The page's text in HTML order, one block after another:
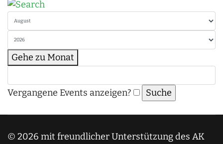
Gehe zu Monat
Vergangene Events anzeigen?
© 2026 mit freundlicher Unterstützung des AK